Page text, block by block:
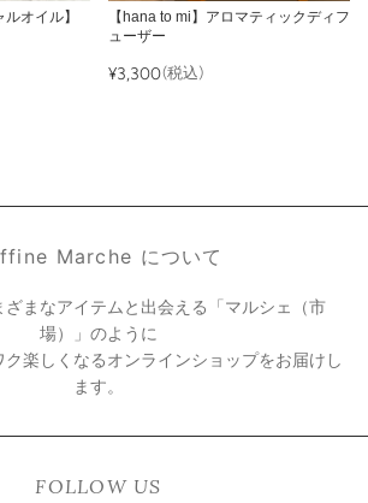
オイル】
【hana to mi】アロマティックディフ
ューザー
¥3,300(税込)
Marche について
まなアイテムと出会える「マルシェ（市
場）」のように
楽しくなるオンラインショップをお届けし
ます。
FOLLOW US